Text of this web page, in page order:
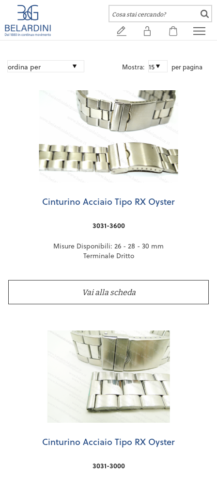
Mostra: per pagina
Cinturino Acciaio Tipo RX Oyster
3031-3600
Misure Disponibili: 26 - 28 - 30 mm
Terminale Dritto
Vai alla scheda
Cinturino Acciaio Tipo RX Oyster
3031-3000